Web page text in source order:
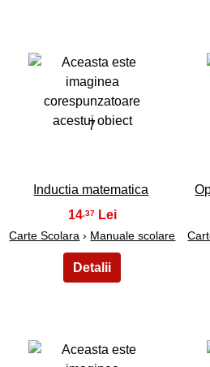
7
Inductia matematica
14 ,37
Carte Scolara › Manuale scolare